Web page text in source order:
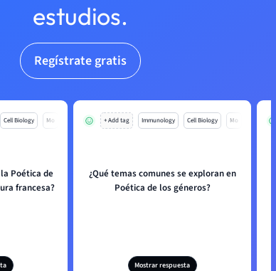
estudios.
Regístrate gratis
Cell Biology Mo
Poética de
francesa?
+ Add tag Immunology Cell Biology Mo
¿Qué temas comunes se exploran en
Poética de los géneros?
Mostrar respuesta